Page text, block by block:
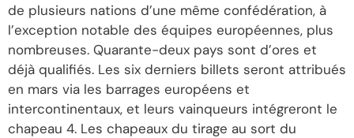
de plusieurs nations d’une même confédération, à
l’exception notable des équipes européennes, plus
nombreuses. Quarante-deux pays sont d’ores et
déjà qualifiés. Les six derniers billets seront attribués
en mars via les barrages européens et
intercontinentaux, et leurs vainqueurs intégreront le
chapeau 4. Les chapeaux du tirage au sort du